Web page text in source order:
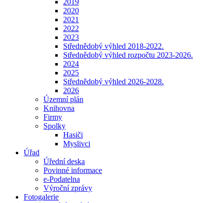
2019
2020
2021
2022
2023
Střednědobý výhled 2018-2022.
Střednědobý výhled rozpočtu 2023-2026.
2024
2025
Střednědobý výhled 2026-2028.
2026
Územní plán
Knihovna
Firmy
Spolky
Hasiči
Myslivci
Úřad
Úřední deska
Povinné informace
e-Podatelna
Výroční zprávy
Fotogalerie